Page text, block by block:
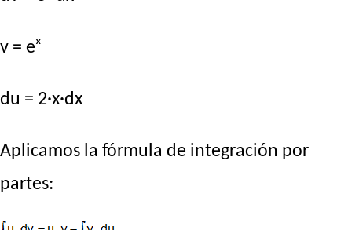
v = eˣ
du = 2·x·dx
Aplicamos la fórmula de integración por
partes: